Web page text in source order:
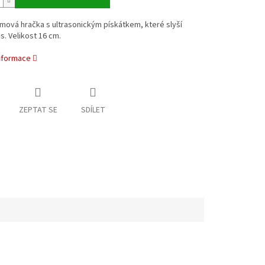
hračka s ultrasonickým pískátkem, které slyší
Velikost 16 cm.
ZEPTAT SE SDÍLET